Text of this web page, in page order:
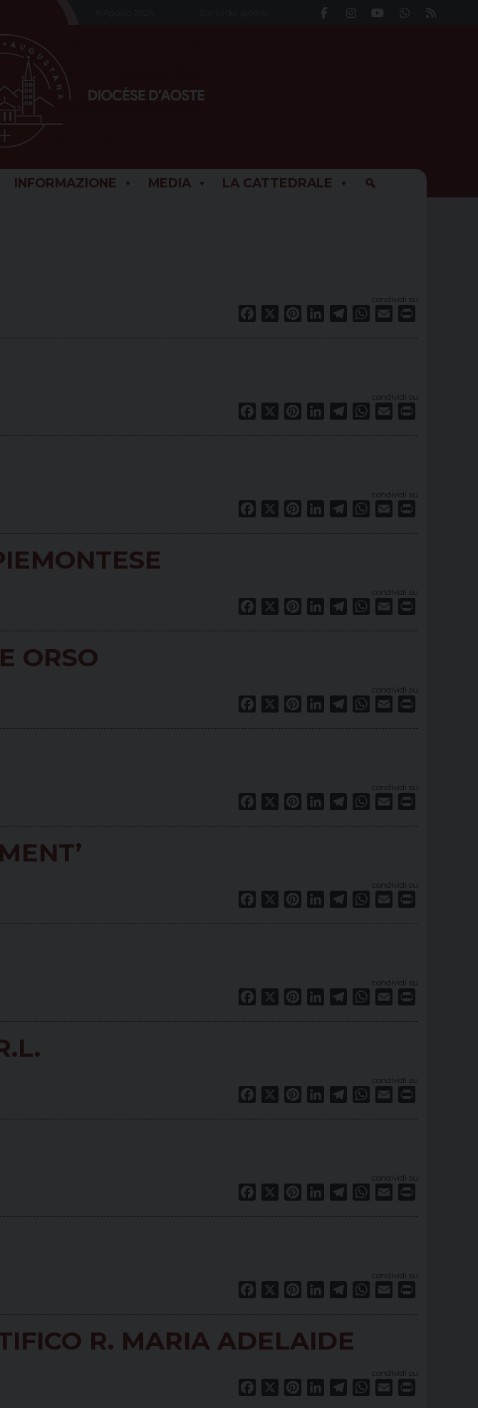
INFORMAZIONE MEDIA LA CATTEDRALE
condividi su
Facebook PinterestLinkedInTelegramWhatsApp
Email
condividi su
Facebook PinterestLinkedInTelegramWhatsApp
Email
condividi su
Facebook PinterestLinkedInTelegramWhatsApp
Email
condividi su
Facebook PinterestLinkedInTelegramWhatsApp
Email
ORSO
condividi su
Facebook PinterestLinkedInTelegramWhatsApp
Email
condividi su
Facebook PinterestLinkedInTelegramWhatsApp
Email
condividi su
Facebook PinterestLinkedInTelegramWhatsApp
Email
condividi su
Facebook PinterestLinkedInTelegramWhatsApp
Email
condividi su
Facebook PinterestLinkedInTelegramWhatsApp
Email
condividi su
Facebook PinterestLinkedInTelegramWhatsApp
Email
condividi su
Facebook PinterestLinkedInTelegramWhatsApp
Email
R. MARIA ADELAIDE
condividi su
Facebook PinterestLinkedInTelegramWhatsApp
Email